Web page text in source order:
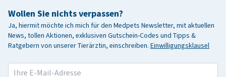
Wollen Sie nichts verpassen?
Ja, hiermit möchte ich mich für den Medpets Newsletter, mit aktuellen
News, tollen Aktionen, exklusiven Gutschein-Codes und Tipps &
Ratgebern von unserer Tierärztin, einschreiben. Einwilligungsklausel